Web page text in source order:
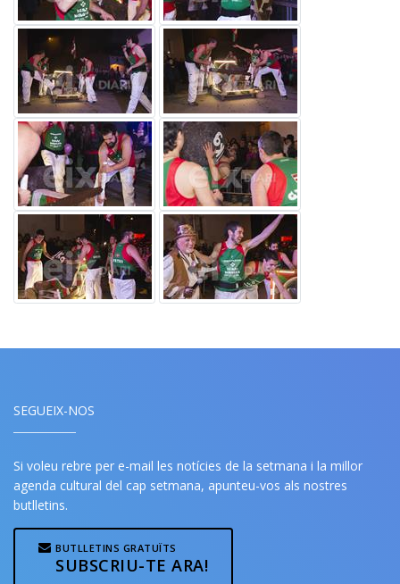
SEGUEIX-NOS
Si voleu rebre per e-mail les notícies de la setmana i la millor
agenda cultural del cap setmana, apunteu-vos als nostres
butlletins.
BUTLLETINS GRATUÏTS
SUBSCRIU-TE ARA!